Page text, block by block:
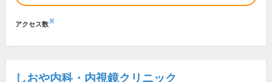
アクセス数※
しおや内科・内視鏡クリニック